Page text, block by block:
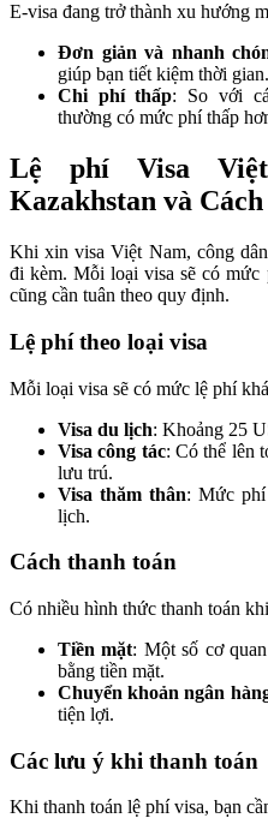
E-visa đang trở thành xu hướng
Đơn giản và nhanh
giúp bạn tiết kiệm thời gian.
Chi phí thấp: So với
thường có mức phí thấp
Lệ phí Visa
Kazakhstan và
Khi xin visa Việt Nam, công
đi kèm. Mỗi loại visa sẽ có mức
cũng cần tuân theo quy định.
Lệ phí theo loại visa
Mỗi loại visa sẽ có mức lệ phí
Visa du lịch: Khoảng 25
Visa công tác: Có thể lên
lưu trú.
Visa thăm thân: Mức phí
lịch.
Cách thanh toán
Có nhiều hình thức thanh toán
Tiền mặt: Một số cơ
bằng tiền mặt.
Chuyển khoản ngân
tiện lợi.
Các lưu ý khi thanh toán
Khi thanh toán lệ phí visa, bạn